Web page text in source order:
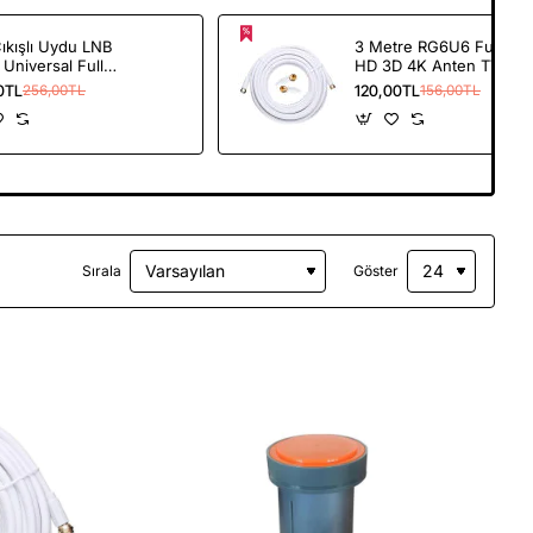
Uydu LNB
Universal Full
Çanak Anten
256,00TL
3 Metre RG6U6 Full
HD 3D 4K Anten TV
Çanak LNB Uydu
Kablosu İki Ucu F
Konnetkör
120,00TL156,00TL
Sırala Göster